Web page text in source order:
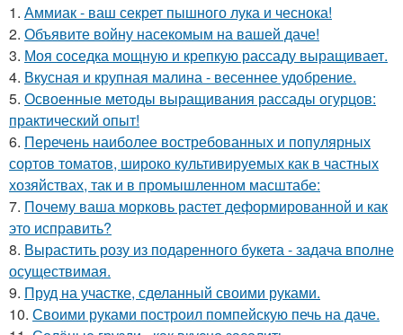
1. Аммиак - ваш секрет пышного лука и чеснока!
2. Объявите войну насекомым на вашей даче!
3. Моя соседка мощную и крепкую рассаду выращивает.
4. Вкусная и крупная малина - весеннее удобрение.
5. Освоенные методы выращивания рассады огурцов:
практический опыт!
6. Перечень наиболее востребованных и популярных
сортов томатов, широко культивируемых как в частных
хозяйствах, так и в промышленном масштабе:
7. Почему ваша морковь растет деформированной и как
это исправить?
8. Вырастить розу из подаренного букета - задача вполне
осуществимая.
9. Пруд на участке, сделанный своими руками.
10. Своими руками построил помпейскую печь на даче.